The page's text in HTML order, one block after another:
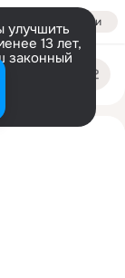
Войти
улучшить
13 лет,
законный